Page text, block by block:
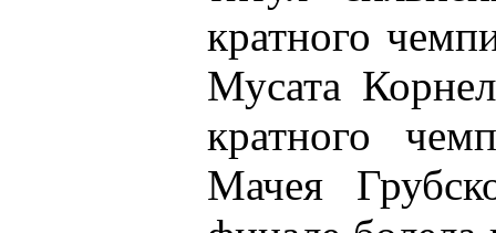
кратного
Мусата
кратного
Мачея